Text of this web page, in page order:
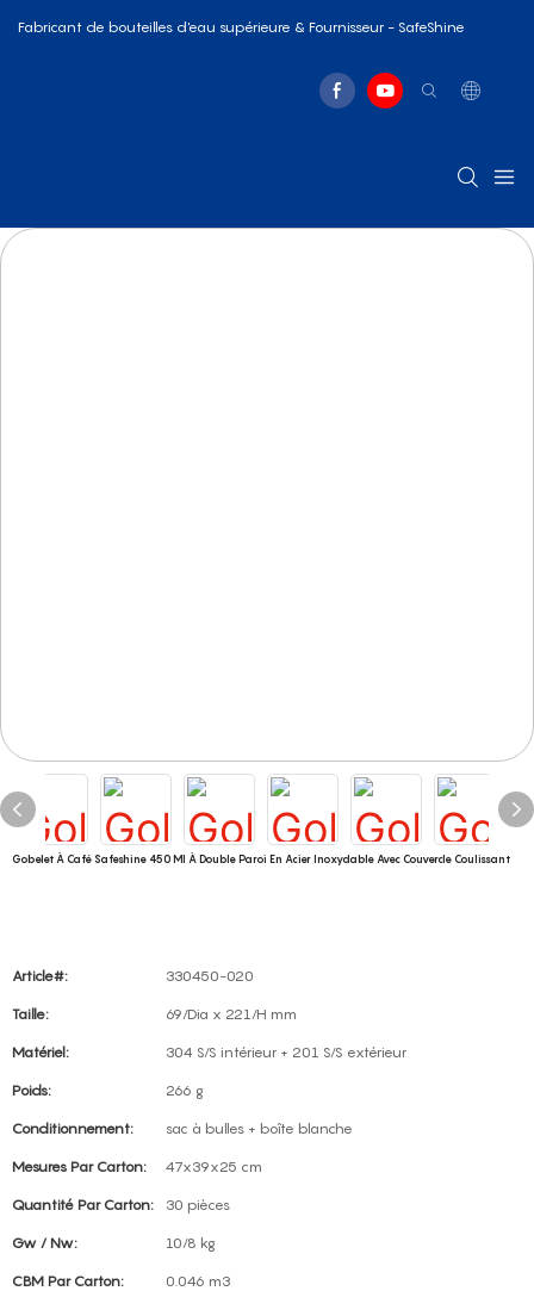
Fabricant de bouteilles d'eau supérieure & Fournisseur - SafeShine
Gobelet À Café Safeshine 450 Ml À Double Paroi En Acier Inoxydable Avec Couvercle Coulissant
Article#: 330450-020
Taille: 69/Dia x 221/H mm
Matériel: 304 S/S intérieur + 201 S/S extérieur
Poids: 266 g
Conditionnement: sac à bulles + boîte blanche
Mesures Par Carton: 47x39x25 cm
Quantité Par Carton: 30 pièces
Gw / Nw: 10/8 kg
CBM Par Carton: 0.046 m3